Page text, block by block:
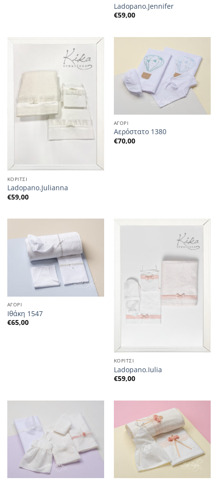
Ladopano.Jennifer
€59,00
ΚΟΡΙΤΣΙ
Ladopano.Julianna
€59,00
ΑΓΟΡΙ
Αερόστατο 1380
€70,00
ΑΓΟΡΙ
Ιθάκη 1547
€65,00
ΚΟΡΙΤΣΙ
Ladopano.Iulia
€59,00